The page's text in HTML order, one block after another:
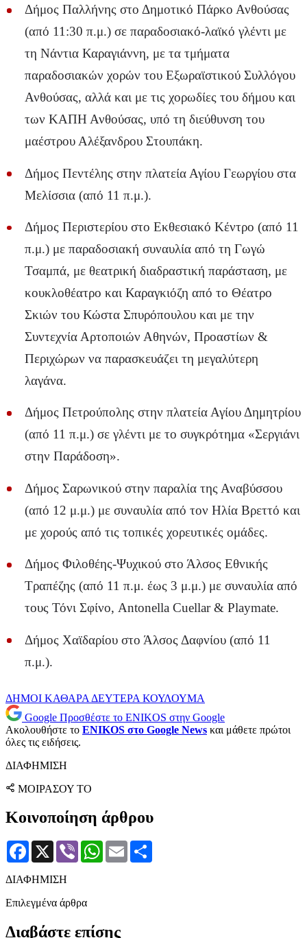
Δήμος Παλλήνης στο Δημοτικό Πάρκο Ανθούσας
(από 11:30 π.μ.) σε παραδοσιακό-λαϊκό γλέντι με
τη Νάντια Καραγιάννη, με τα τμήματα
παραδοσιακών χορών του Εξωραϊστικού Συλλόγου
Ανθούσας, αλλά και με τις χορωδίες του δήμου και
των ΚΑΠΗ Ανθούσας, υπό τη διεύθυνση του
μαέστρου Αλέξανδρου Στουπάκη.
Δήμος Πεντέλης στην πλατεία Αγίου Γεωργίου στα
Μελίσσια (από 11 π.μ.).
Δήμος Περιστερίου στο Εκθεσιακό Κέντρο (από 11
π.μ.) με παραδοσιακή συναυλία από τη Γωγώ
Τσαμπά, με θεατρική διαδραστική παράσταση, με
κουκλοθέατρο και Καραγκιόζη από το Θέατρο
Σκιών του Κώστα Σπυρόπουλου και με την
Συντεχνία Αρτοποιών Αθηνών, Προαστίων &
Περιχώρων να παρασκευάζει τη μεγαλύτερη
λαγάνα.
Δήμος Πετρούπολης στην πλατεία Αγίου Δημητρίου
(από 11 π.μ.) σε γλέντι με το συγκρότημα «Σεργιάνι
στην Παράδοση».
Δήμος Σαρωνικού στην παραλία της Αναβύσσου
(από 12 μ.μ.) με συναυλία από τον Ηλία Βρεττό και
με χορούς από τις τοπικές χορευτικές ομάδες.
Δήμος Φιλοθέης-Ψυχικού στο Άλσος Εθνικής
Τραπέζης (από 11 π.μ. έως 3 μ.μ.) με συναυλία από
τους Τόνι Σφίνο, Antonella Cuellar & Playmate.
Δήμος Χαϊδαρίου στο Άλσος Δαφνίου (από 11
π.μ.).
ΔΗΜΟΙ ΚΑΘΑΡΑ ΔΕΥΤΕΡΑ ΚΟΥΛΟΥΜΑ
Google Προσθέστε το ENIKOS στην Google
Ακολουθήστε το ENIKOS στο Google News και μάθετε πρώτοι
όλες τις ειδήσεις.
ΔΙΑΦΗΜΙΣΗ
ΜΟΙΡΑΣΟΥ ΤΟ
Κοινοποίηση άρθρου
Facebook
X Viber WhatsApp
Email
ΔΙΑΦΗΜΙΣΗ
Επιλεγμένα άρθρα
Διαβάστε επίσης